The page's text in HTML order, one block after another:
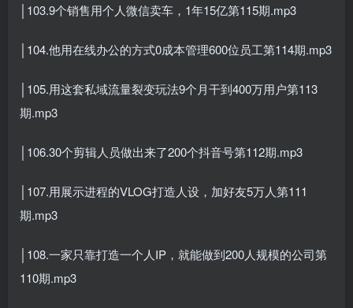
│103.9个销售用个人微信卖车，1年15亿第115期.mp3
│104.他用在线办公的方式0成本管理600位员工第114期.mp3
│105.用这套私域流量裂变玩法9个月干到400万用户第113
期.mp3
│106.30个剪辑人员做出来了200个抖音号第112期.mp3
│107.用展示进程的VLOG打造人设，加好友5万人第111
期.mp3
│108.一家只靠打造一个人IP，就能做到200人规模的公司第
110期.mp3